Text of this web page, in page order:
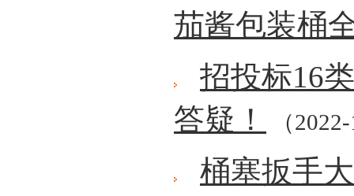
茄酱包装桶
招投标16
答疑！
（
桶塞扳手